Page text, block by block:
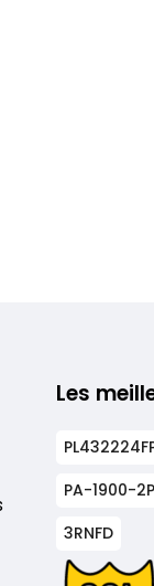
Les
PA-1900-
3RNFD